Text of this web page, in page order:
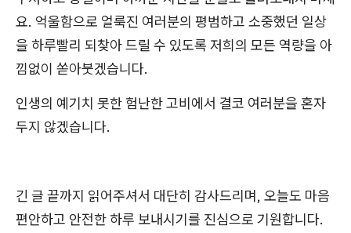
요. 억울함으로 얼룩진 여러분의 평범하고 소중했던 일상
을 하루빨리 되찾아 드릴 수 있도록 저희의 모든 역량을 아
낌없이 쏟아붓겠습니다.
인생의 예기치 못한 험난한 고비에서 결코 여러분을 혼자
두지 않겠습니다.
긴 글 끝까지 읽어주셔서 대단히 감사드리며, 오늘도 마음
편안하고 안전한 하루 보내시기를 진심으로 기원합니다.